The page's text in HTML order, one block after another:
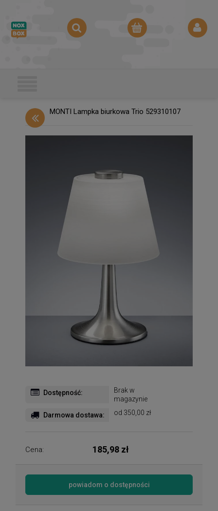
MONTI Lampka biurkowa Trio 529310107
Dostępność:
Brak w
magazynie
Darmowa dostawa: od 350,00 zł
Cena: 185,98 zł
powiadom o dostępności